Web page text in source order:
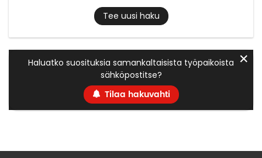
Tee uusi haku
Haluatko suosituksia samankaltaisista työpaikoista
sähköpostitse?
Tilaa hakuvahti
✕